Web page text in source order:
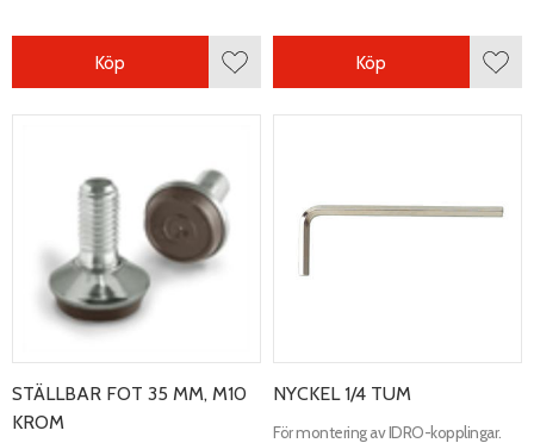
Lägg till i favoriter
Köp Köp
STÄLLBAR FOT 35 MM, M10
KROM
NYCKEL 1/4 TUM
För montering av IDRO-kopplingar.